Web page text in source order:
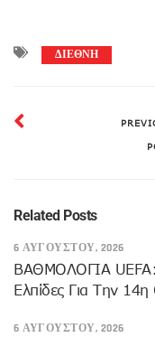
ΔΙΕΘΝΗ
Related Posts
6 ΑΥΓΟΎΣΤΟΥ, 2026
ΒΑΘΜΟΛΟΓΙΑ UEFA:
Ελπίδες Για Την
6 ΑΥΓΟΎΣΤΟΥ, 2026